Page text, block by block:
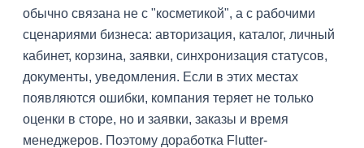
обычно связана не с "косметикой", а с рабочими
сценариями бизнеса: авторизация, каталог, личный
кабинет, корзина, заявки, синхронизация статусов,
документы, уведомления. Если в этих местах
появляются ошибки, компания теряет не только
оценки в сторе, но и заявки, заказы и время
менеджеров. Поэтому доработка Flutter-